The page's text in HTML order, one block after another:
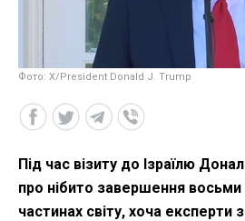
Фото: Х/President Donald J. Trump
Під час візиту до Ізраїлю
про нібито завершення восьми
частинах світу, хоча експерти